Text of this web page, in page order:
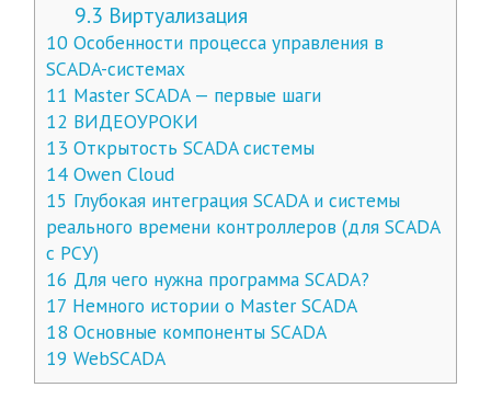
9.3 Виртуализация
10Особенности процесса управления в
SCADA-системах
11 Master SCADA — первые шаги
12 ВИДЕОУРОКИ
13 Открытость SCADA системы
14Owen Cloud
15 Глубокая интеграция SCADA и системы
реального времени контроллеров (для SCADA
с РСУ)
16 Для чего нужна программа SCADA?
17 Немного истории о Master SCADA
18 Основные компоненты SCADA
19 WebSCADA